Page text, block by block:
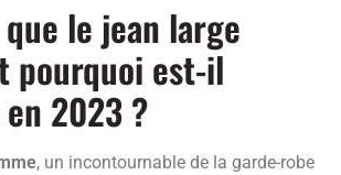
que le jean large
pourquoi est-il
2023 ?
, un incontournable de la garde-robe